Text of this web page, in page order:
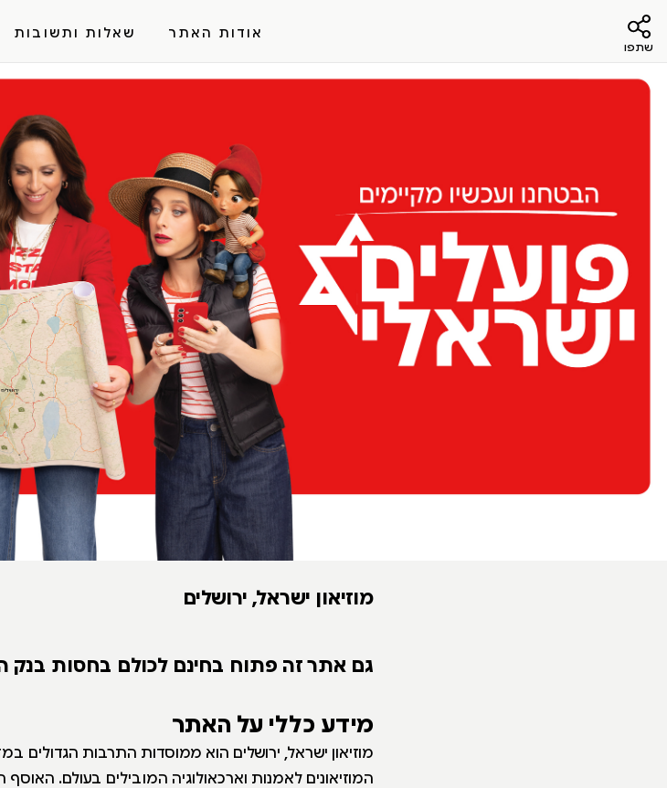
שתפו
אודות האתר שאלות ותשובות
מוזיאון ישראל, ירושלים
גם אתר זה פתוח בחינם לכולם בחסות בנק
מידע כללי על האתר
מוזיאון ישראל, ירושלים הוא ממוסדות התרבות הגדולים
המוזיאונים לאמנות וארכאולוגיה המובילים בעולם. האוסף